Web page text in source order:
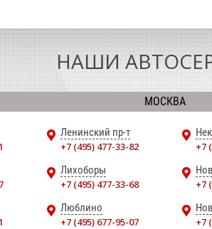
НАШИ
МОСКВА
Ленинский пр-т
+7 (495) 477-33-82
+7
Лихоборы
+7 (495) 477-33-68
+7
Люблино
+7 (495) 677-95-07
+7